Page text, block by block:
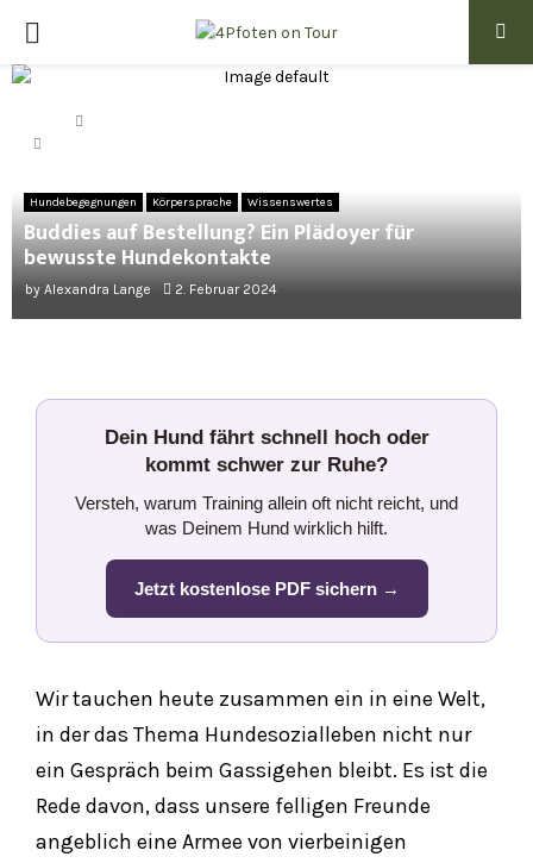
PRIMARY
MENU
Hundebegegnungen Körpersprache Wissenswertes
Buddies auf Bestellung? Ein Plädoyer für
bewusste Hundekontakte
by Alexandra Lange 2. Februar 2024
Dein Hund fährt schnell hoch oder
kommt schwer zur Ruhe?
Versteh, warum Training allein oft nicht reicht, und
was Deinem Hund wirklich hilft.
Jetzt kostenlose PDF sichern →
Wir tauchen heute zusammen ein in eine Welt,
in der das Thema Hundesozialleben nicht nur
ein Gespräch beim Gassigehen bleibt. Es ist die
Rede davon, dass unsere felligen Freunde
angeblich eine Armee von vierbeinigen